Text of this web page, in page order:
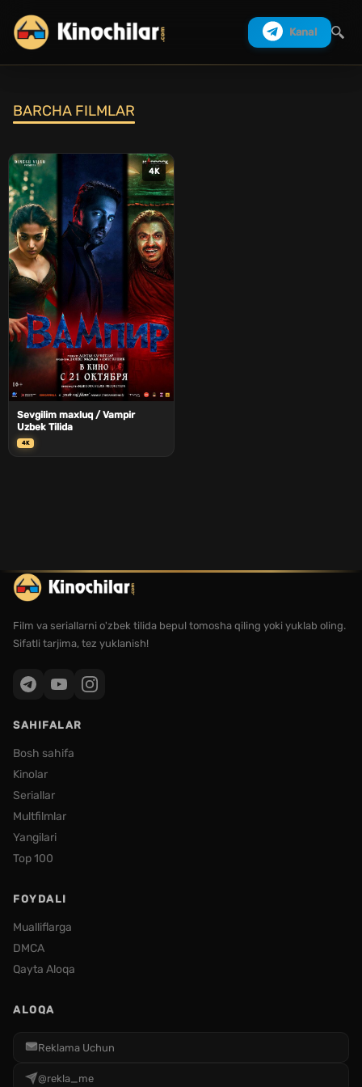
Kanal
BARCHA FILMLAR
4K
Sevgilim maxluq / Vampir
Uzbek Tilida
4K
Film va seriallarni o'zbek tilida bepul tomosha qiling yoki yuklab oling.
Sifatli tarjima, tez yuklanish!
SAHIFALAR
Bosh sahifa
Kinolar
Seriallar
Multfilmlar
Yangilari
Top 100
FOYDALI
Mualliflarga
DMCA
Qayta Aloqa
ALOQA
Reklama Uchun
@rekla_me